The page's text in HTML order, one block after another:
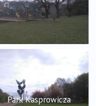
Park Kasprowicza